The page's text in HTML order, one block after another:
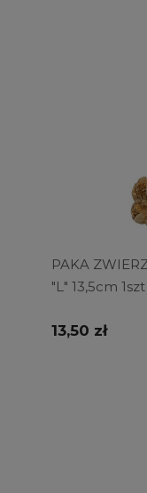
PAKA
"L" 13,5cm 1szt
13,50 zł